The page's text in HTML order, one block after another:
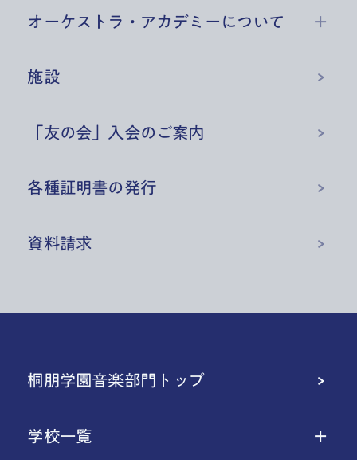
オーケストラ・アカデミーについて
施設
「友の会」入会のご案内
各種証明書の発行
資料請求
桐朋学園音楽部門トップ
学校一覧